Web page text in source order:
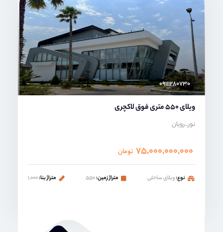
محمد صنعتی
۰۹۱۱۱۲۸۰۷۳۰
ویلای 550 متری فوق لاکچری
نور_رویان
۷۵,۰۰۰,۰۰۰,۰۰۰ تومان
نوع:ویلای ساحلی متراژ زمین:۵۵۰ متراژ بنا:۱,۰۰۰